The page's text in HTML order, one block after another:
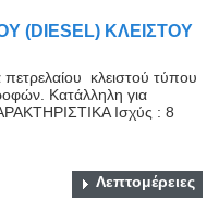
(DIESEL) ΚΛΕΙΣΤΟY
κλειστού τύπου
Κατάλληλη για
Ισχύς : 8
Λεπτομέρειες